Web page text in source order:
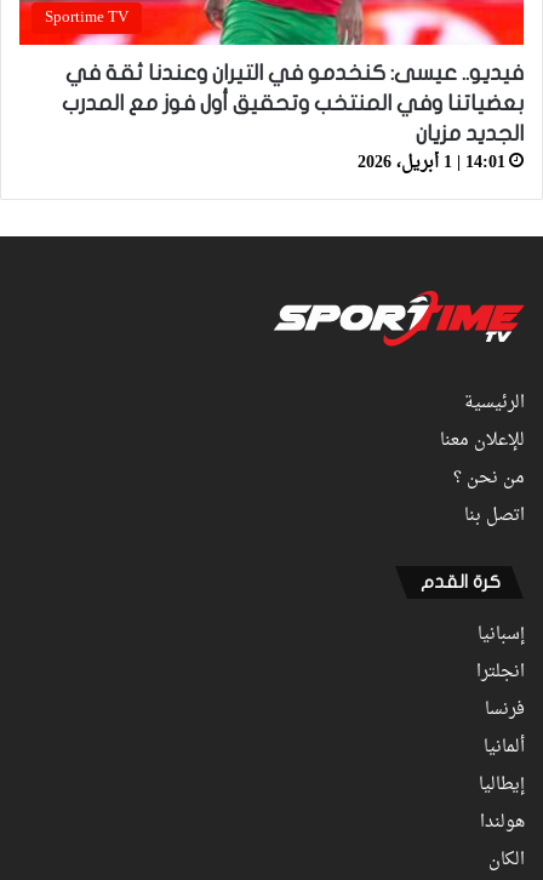
Sportime TV
فيديو.. عيسى: كنخدمو في التيران وعندنا ثقة في
بعضياتنا وفي المنتخب وتحقيق أول فوز مع المدرب
الجديد مزيان
14:01 | 1 أبريل، 2026
الرئيسية
للإعلان معنا
من نحن ؟
اتصل بنا
كرة القدم
إسبانيا
انجلترا
فرنسا
ألمانيا
إيطاليا
هولندا
الكان